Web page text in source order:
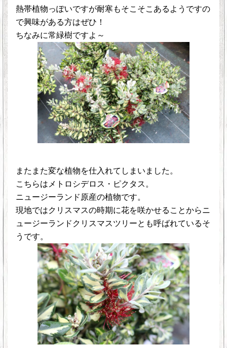
熱帯植物っぽいですが耐寒もそこそこあるようですの
で興味がある方はぜひ！
ちなみに常緑樹ですよ～
またまた変な植物を仕入れてしまいました。
こちらはメトロシデロス・ピクタス。
ニュージーランド原産の植物です。
現地ではクリスマスの時期に花を咲かせることからニ
ュージーランドクリスマスツリーとも呼ばれているそ
うです。